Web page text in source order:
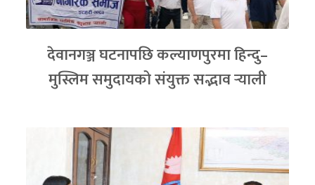
देवानगञ्ज घटनापछि कल्याणपुरमा हिन्दु–
मुस्लिम समुदायको संयुक्त सद्भाव र्‍याली